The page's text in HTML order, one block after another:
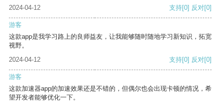
2024-04-12
支持[0] 反对[0]
游客
这款app是我学习路上的良师益友，让我能够随时随地学习新知识，拓宽
视野。
2024-04-12
支持[0] 反对[0]
游客
这款加速器app的加速效果还是不错的，但偶尔也会出现卡顿的情况，希
望开发者能够优化一下。